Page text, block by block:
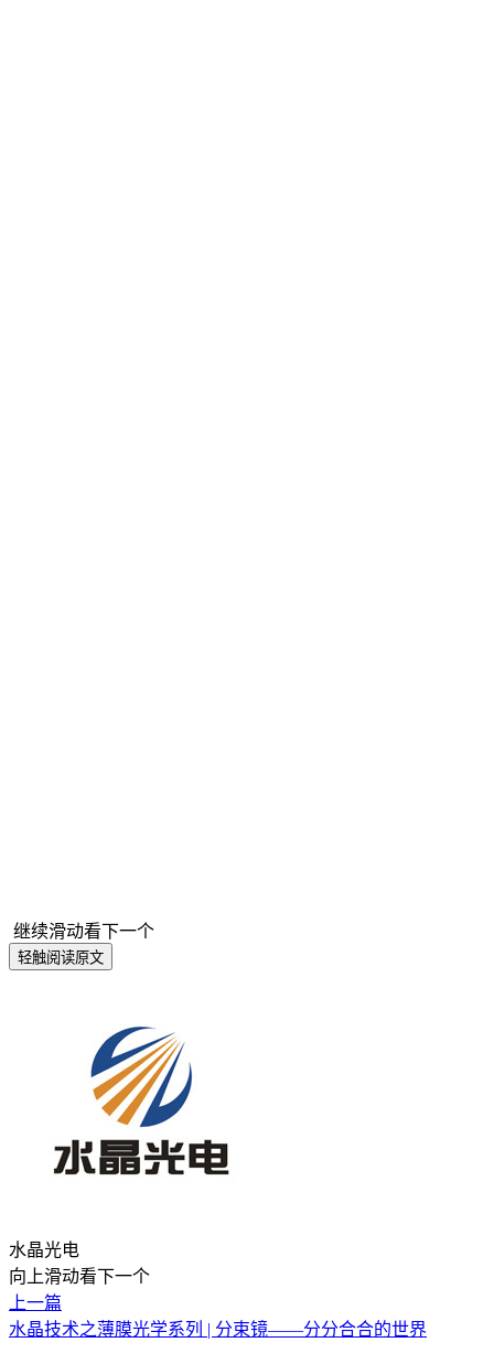
继续滑动看下一个
轻触阅读原文
水晶光电
向上滑动看下一个
上一篇
水晶技术之薄膜光学系列 | 分束镜——分分合合的世界